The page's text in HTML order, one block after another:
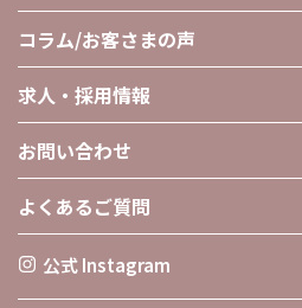
コラム/お客さまの声
求人・採用情報
お問い合わせ
よくあるご質問
公式 Instagram